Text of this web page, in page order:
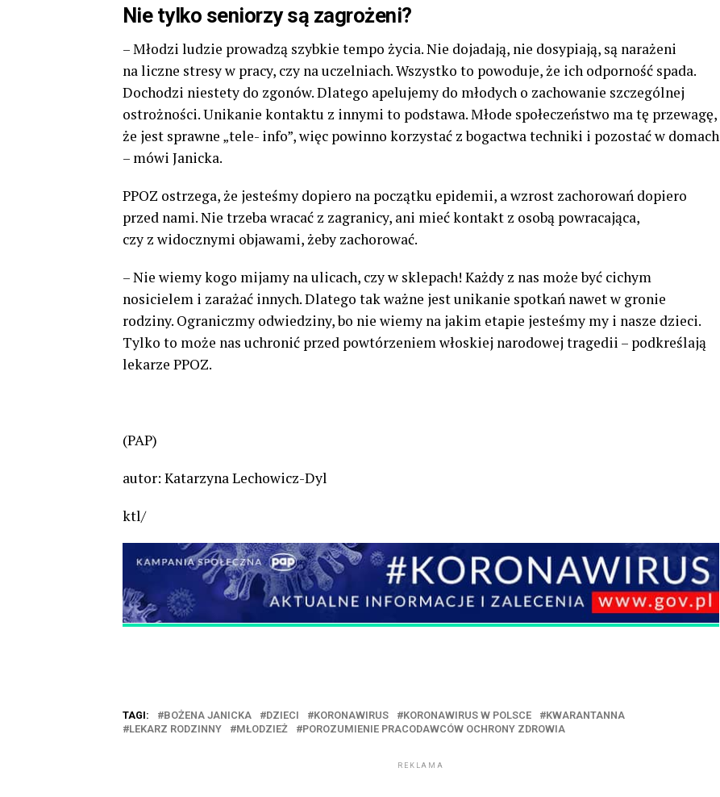
Nie tylko seniorzy są zagrożeni?
– Młodzi ludzie prowadzą szybkie tempo życia. Nie dojadają, nie dosypiają, są narażeni
na liczne stresy w pracy, czy na uczelniach. Wszystko to powoduje, że ich odporność spada.
Dochodzi niestety do zgonów. Dlatego apelujemy do młodych o zachowanie szczególnej
ostrożności. Unikanie kontaktu z innymi to podstawa. Młode społeczeństwo ma tę przewagę,
że jest sprawne „tele- info”, więc powinno korzystać z bogactwa techniki i pozostać w domach
– mówi Janicka.
PPOZ ostrzega, że jesteśmy dopiero na początku epidemii, a wzrost zachorowań dopiero
przed nami. Nie trzeba wracać z zagranicy, ani mieć kontakt z osobą powracająca,
czy z widocznymi objawami, żeby zachorować.
– Nie wiemy kogo mijamy na ulicach, czy w sklepach! Każdy z nas może być cichym
nosicielem i zarażać innych. Dlatego tak ważne jest unikanie spotkań nawet w gronie
rodziny. Ograniczmy odwiedziny, bo nie wiemy na jakim etapie jesteśmy my i nasze dzieci.
Tylko to może nas uchronić przed powtórzeniem włoskiej narodowej tragedii – podkreślają
lekarze PPOZ.
(PAP)
autor: Katarzyna Lechowicz-Dyl
ktl/
TAGI: BOŻENA JANICKA DZIECI KORONAWIRUS KORONAWIRUS W POLSCE
KWARANTANNA
LEKARZ RODZINNY
MŁODZIEŻ POROZUMIENIE PRACODAWCÓW OCHRONY ZDROWIA
REKLAMA